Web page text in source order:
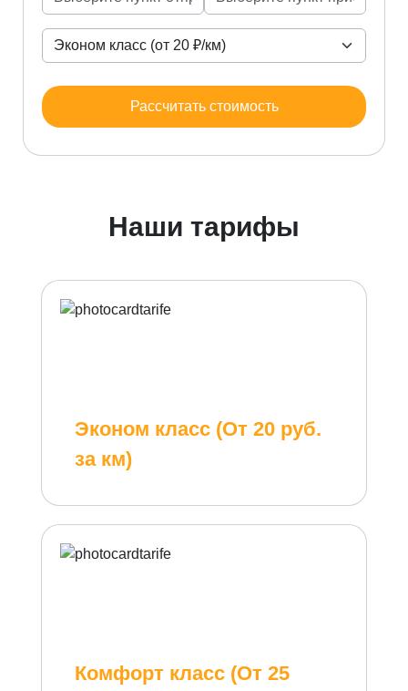
Рассчитать стоимость
Наши тарифы
Эконом класс (От 20 руб.
за км)
Комфорт класс (От 25